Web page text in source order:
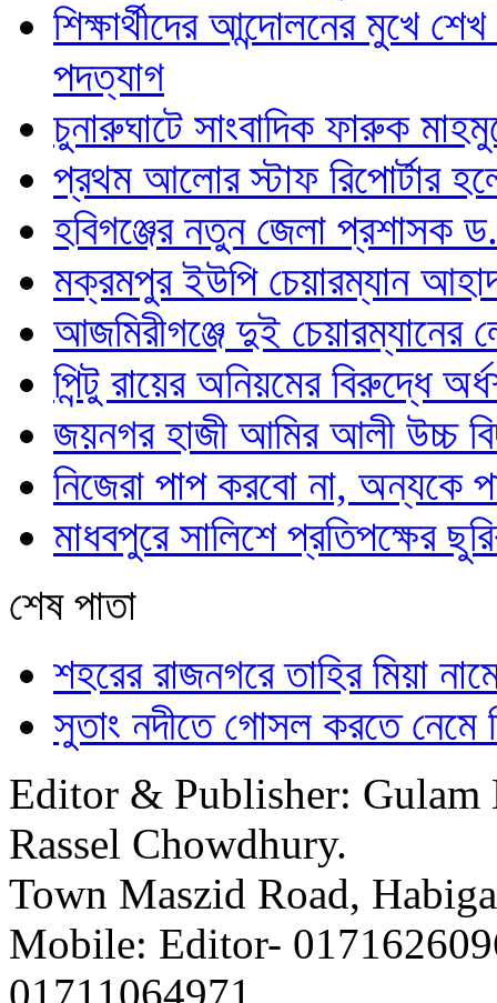
শিক্ষার্থীদের আন্দোলনের মুখে
পদত্যাগ
চুনারুঘাটে সাংবাদিক ফারুক
প্রথম আলোর স্টাফ রিপোর্টার
হবিগঞ্জের নতুন জেলা প্রশাসক
মক্রমপুর ইউপি চেয়ারম্যান
আজমিরীগঞ্জে দুই
পিন্টু রায়ের অনিয়মের বিরুদ্ধে
জয়নগর হাজী আমির আলী উচ্চ
নিজেরা পাপ করবো না, অন্যকে
মাধবপুরে সালিশে প্রতিপক্ষের
শেষ পাতা
শহরের রাজনগরে তাহির মিয়া
সুতাং নদীতে গোসল করতে
Editor & Publisher: Gulam
Rassel Chowdhury.
Town Maszid Road,
Mobile: Editor-